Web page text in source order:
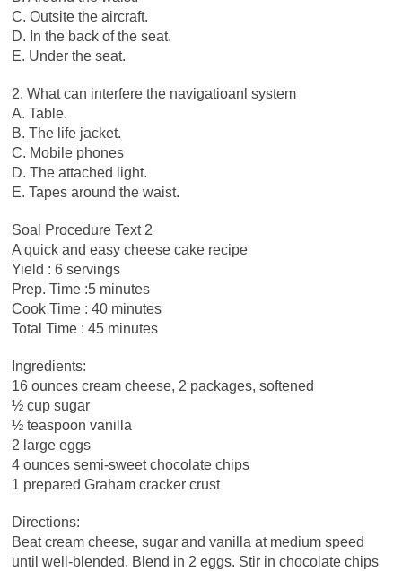
C. Outsite the aircraft.
D. In the back of the seat.
E. Under the seat.
2. What can interfere the navigatioanl system
A. Table.
B. The life jacket.
C. Mobile phones
D. The attached light.
E. Tapes around the waist.
Soal Procedure Text 2
A quick and easy cheese cake recipe
Yield : 6 servings
Prep. Time :5 minutes
Cook Time : 40 minutes
Total Time : 45 minutes
Ingredients:
16 ounces cream cheese, 2 packages, softened
½ cup sugar
½ teaspoon vanilla
2 large eggs
4 ounces semi-sweet chocolate chips
1 prepared Graham cracker crust
Directions:
Beat cream cheese, sugar and vanilla at medium speed
until well-blended. Blend in 2 eggs. Stir in chocolate chips